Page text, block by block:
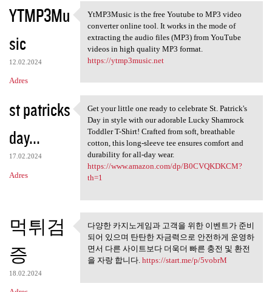
YTMP3Mu
sic
12.02.2024
Adres
YtMP3Music is the free
YtMP3Music is the free Youtube to MP3 video
converter online tool. It works in the mode of
extracting the audio files (MP3) from YouTube
videos in high quality MP3 format.
https://ytmp3music.net
st patricks
day...
17.02.2024
Adres
Get your little one ready to
Get your little one ready to celebrate St. Patrick's
Day in style with our adorable Lucky Shamrock
Toddler T-Shirt! Crafted from soft, breathable
cotton, this long-sleeve tee ensures comfort and
durability for all-day wear.
https://www.amazon.com/dp/B0CVQKDKCM?
th=1
먹튀검
증
18.02.2024
다양한 카지노게임과 고객을 위
한 이벤트가 준비되어
다양한 카지노게임과 고객을 위한 이벤트가 준비
되어 있으며 탄탄한 자금력으로 안전하게 운영하
면서 다른 사이트보다 더욱더 빠른 충전 및 환전
을 자랑 합니다. https://start.me/p/5vobrM